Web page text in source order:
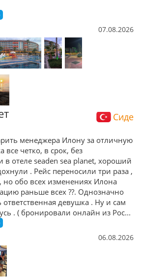
07.08.2026
Сиде
менеджера Илону за отличную
все четко, в срок, без
отеле seaden sea planet, хороший
. Рейс переносили три раза ,
но обо всех изменениях Илона
раньше всех ??. Однозначно
девушка . Ну и сам
. ( бронировали онлайн из Рос...
06.08.2026